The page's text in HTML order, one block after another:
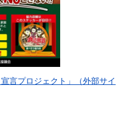
言プロジェクト」（外部サイ